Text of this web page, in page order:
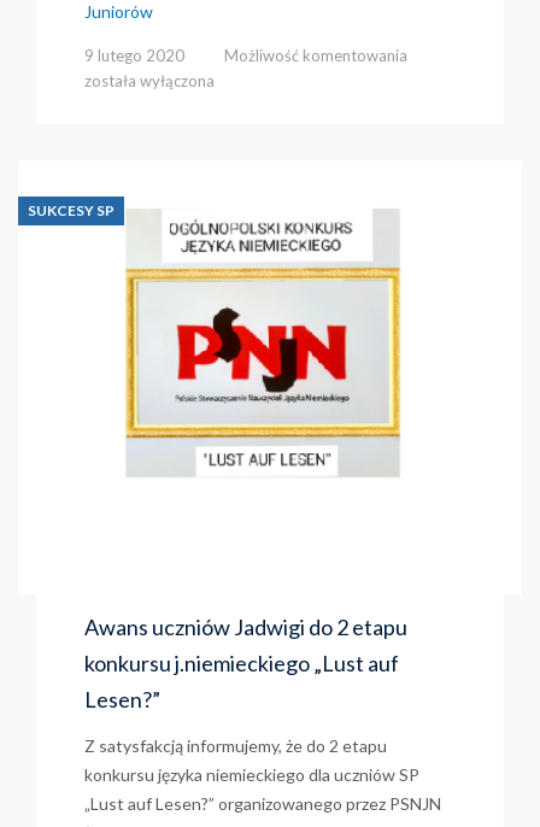
Juniorów
9 lutego 2020 Możliwość komentowania
została wyłączona
SUKCESY SP
Awans uczniów Jadwigi do 2 etapu
konkursu j.niemieckiego „Lust auf
Lesen?”
Z satysfakcją informujemy, że do 2 etapu
konkursu języka niemieckiego dla uczniów SP
„Lust auf Lesen?” organizowanego przez PSNJN